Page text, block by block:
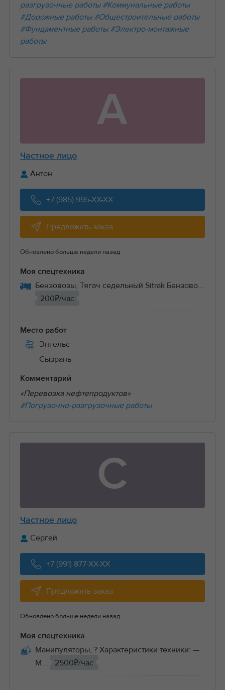
разгрузочные работы #Коммунальные работы
#Дорожные работы #Общестроительные работы
#Фундаментные работы #Электро-монтажные
работы
А
Частное лицо
Антон
+7 (985) 995-XX-XX
Предложить заказ
Обновлено больше недели назад
Моя спецтехника
Бензовозы, Тягач седельный Sitrak Бензово...
200₽/час
Место работ
Энгельс
Сызрань
Комментарий
«Перевозка нефтепродуктов»
#Погрузочно-разгрузочные работы
С
Частное лицо
Сергей
+7 (991) 877-XX-XX
Предложить заказ
Обновлено больше недели назад
Моя спецтехника
Манипуляторы, ? Характеристики техники: —
М...
2500₽/час